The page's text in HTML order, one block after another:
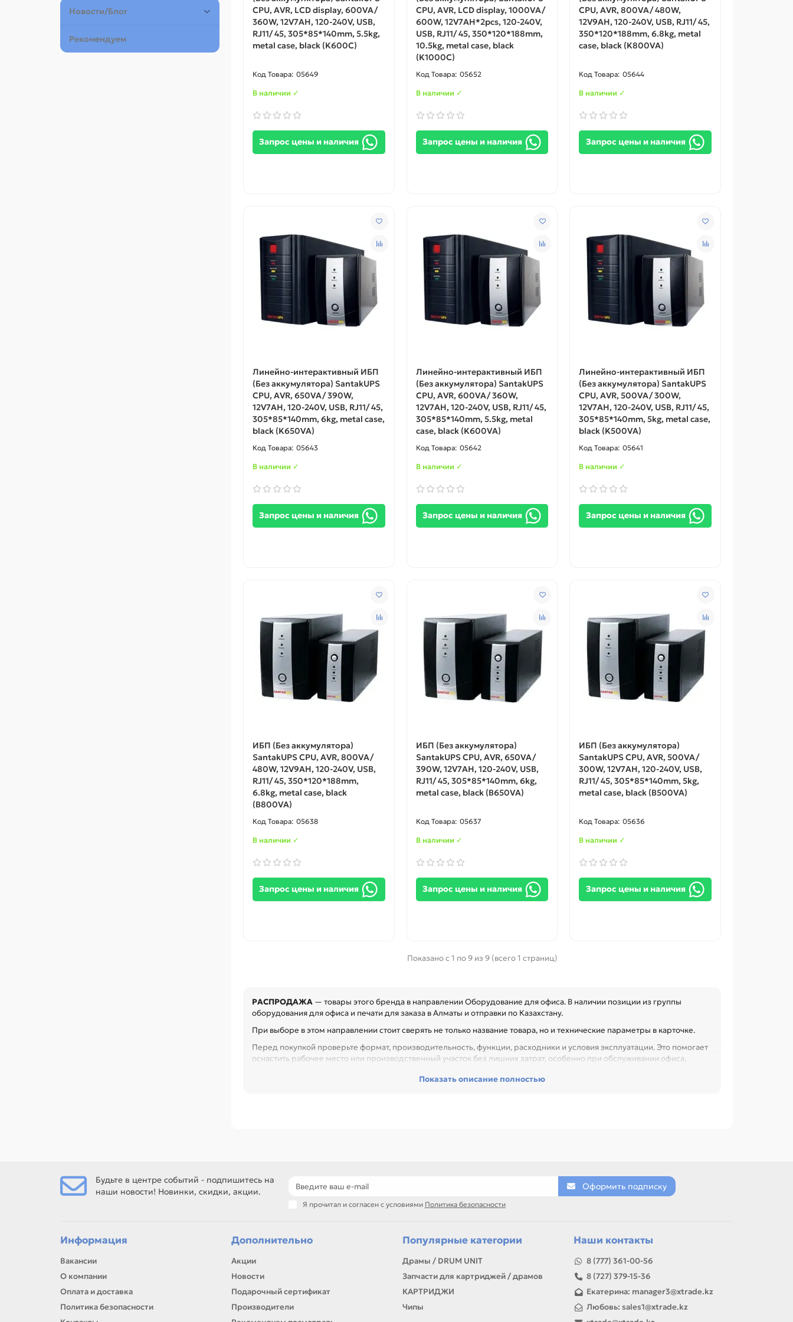
Новости/Блог
Рекомендуем
CPU, AVR, LCD display, 600VA/
360W, 12V7AH, 120-240V, USB,
RJ11/ 45, 305*85*140mm, 5.5kg,
metal case, black (K600C)
05649
В наличии ✓
Запрос цены и наличия
CPU, AVR, LCD display, 1000VA/
600W, 12V7AH*2pcs, 120-240V,
USB, RJ11/ 45, 350*120*188mm,
10.5kg, metal case, black
(K1000C)
05652
В наличии ✓
Запрос цены и наличия
CPU, AVR, 800VA/ 480W,
12V9AH, 120-240V, USB, RJ11/ 45,
350*120*188mm, 6.8kg, metal
case, black (K800VA)
05644
В наличии ✓
Запрос цены и наличия
Линейно-интерактивный ИБП
(Без аккумулятора) SantakUPS
CPU, AVR, 650VA/ 390W,
12V7AH, 120-240V, USB, RJ11/ 45,
305*85*140mm, 6kg, metal case,
black (K650VA)
05643
В наличии ✓
Запрос цены и наличия
Линейно-интерактивный ИБП
(Без аккумулятора) SantakUPS
CPU, AVR, 600VA/ 360W,
12V7AH, 120-240V, USB, RJ11/ 45,
305*85*140mm, 5.5kg, metal
case, black (K600VA)
05642
В наличии ✓
Запрос цены и наличия
Линейно-интерактивный ИБП
(Без аккумулятора) SantakUPS
CPU, AVR, 500VA/ 300W,
12V7AH, 120-240V, USB, RJ11/ 45,
305*85*140mm, 5kg, metal case,
black (K500VA)
05641
В наличии ✓
Запрос цены и наличия
ИБП (Без аккумулятора)
SantakUPS CPU, AVR, 800VA/
480W, 12V9AH, 120-240V, USB,
RJ11/ 45, 350*120*188mm,
6.8kg, metal case, black
(B800VA)
05638
В наличии ✓
Запрос цены и наличия
ИБП (Без аккумулятора)
SantakUPS CPU, AVR, 650VA/
390W, 12V7AH, 120-240V, USB,
RJ11/ 45, 305*85*140mm, 6kg,
metal case, black (B650VA)
05637
В наличии ✓
Запрос цены и наличия
ИБП (Без аккумулятора)
SantakUPS CPU, AVR, 500VA/
300W, 12V7AH, 120-240V, USB,
RJ11/ 45, 305*85*140mm, 5kg,
metal case, black (B500VA)
05636
В наличии ✓
Запрос цены и наличия
Показано с 1 по 9 из 9 (всего 1 страниц)
РАСПРОДАЖА — товары этого бренда в направлении Оборудование для офиса. В наличии позиции из группы
оборудования для офиса и печати для заказа в Алматы и отправки по Казахстану.
При выборе в этом направлении стоит сверять не только название товара, но и технические параметры в карточке.
Перед покупкой проверьте формат, производительность, функции, расходники и условия эксплуатации. Это помогает
оснастить рабочее место или производственный участок без лишних затрат, особенно при обслуживании офиса,
самовывоз и доставка по Алматы, отправка по Казахстану
Если параметры в карточке совпадают с вашей моделью или задачей, товар можно использовать для замены,
ремонта, заправки, печати или пополнения складского запаса.
Показать описание полностью
Будьте в центре событий - подпишитесь на
наши новости! Новинки, скидки, акции.
Оформить подписку
Я прочитал и согласен с условиями Политика безопасности
Информация
Вакансии
О компании
Оплата и доставка
Политика безопасности
Дополнительно
Акции
Новости
Подарочный сертификат
Производители
Популярные категории
Драмы / DRUM UNIT
Запчасти для картриджей / драмов
КАРТРИДЖИ
Чипы
Наши контакты
8 (777) 361-00-56
8 (727) 379-15-36
Екатерина: manager3@xtrade.kz
Любовь: sales1@xtrade.kz